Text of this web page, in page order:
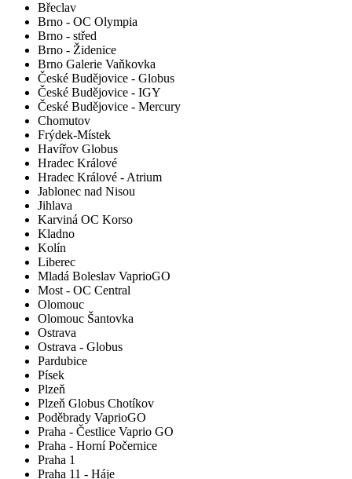
Břeclav
Brno - OC Olympia
Brno - střed
Brno - Židenice
Brno Galerie Vaňkovka
České Budějovice - Globus
České Budějovice - IGY
České Budějovice - Mercury
Chomutov
Frýdek-Místek
Havířov Globus
Hradec Králové
Hradec Králové - Atrium
Jablonec nad Nisou
Jihlava
Karviná OC Korso
Kladno
Kolín
Liberec
Mladá Boleslav VaprioGO
Most - OC Central
Olomouc
Olomouc Šantovka
Ostrava
Ostrava - Globus
Pardubice
Písek
Plzeň
Plzeň Globus Chotíkov
Poděbrady VaprioGO
Praha - Čestlice Vaprio GO
Praha - Horní Počernice
Praha 1
Praha 11 - Háje